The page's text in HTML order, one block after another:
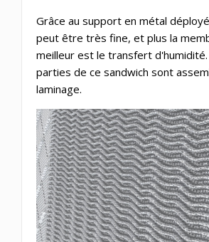
Grâce au support en métal
peut être très fine, et plus la
meilleur est le transfert
parties de ce sandwich sont
laminage.